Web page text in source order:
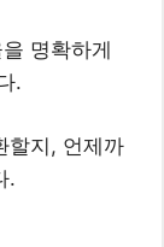
명확하게
.
할지, 언제까
.